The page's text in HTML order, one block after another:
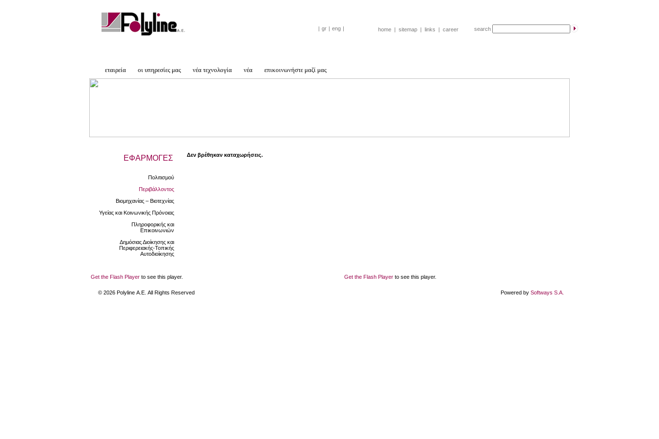
| gr | eng | home | sitemap | links | career search
εταιρεία οι υπηρεσίες μας νέα τεχνολογία νέα επικοινωνήστε μαζί μας
ΕΦΑΡΜΟΓΕΣ
Πολιτισμού
Περιβάλλοντος
Βιομηχανίας – Βιοτεχνίας
Υγείας και Κοινωνικής Πρόνοιας
Πληροφορικής και
Επικοινωνιών
Δημόσιας Διοίκησης και
Περιφερειακής-Τοπικής
Αυτοδιοίκησης
Δεν βρέθηκαν καταχωρήσεις.
Get the Flash Player to see this player. Get the Flash Player to see this player.
© 2026 Polyline Α.Ε. All Rights Reserved Powered by Softways S.A.